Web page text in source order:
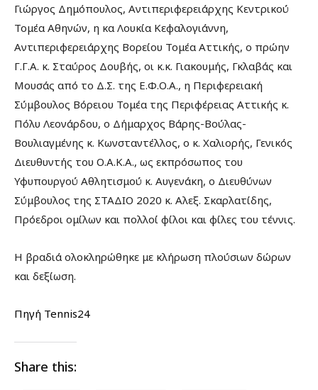
Γιώργος Δημόπουλος, Αντιπεριφερειάρχης Κεντρικού
Τομέα Αθηνών, η κα Λουκία Κεφαλογιάννη,
Αντιπεριφερειάρχης Βορείου Τομέα Αττικής, ο πρώην
Γ.Γ.Α. κ. Σταύρος Δουβής, οι κ.κ. Γιακουμής, Γκλαβάς και
Μουσάς από το Δ.Σ. της Ε.Φ.Ο.Α., η Περιφερειακή
Σύμβουλος Βόρειου Τομέα της Περιφέρειας Αττικής κ.
Πόλυ Λεονάρδου, ο Δήμαρχος Βάρης-Βούλας-
Βουλιαγμένης κ. Κωνσταντέλλος, ο κ. Χαλιορής, Γενικός
Διευθυντής του Ο.Α.Κ.Α., ως εκπρόσωπος του
Υφυπουργού Αθλητισμού κ. Αυγενάκη, ο Διευθύνων
Σύμβουλος της ΣΤΑΔΙΟ 2020 κ. Αλεξ. Σκαρλατίδης,
Πρόεδροι ομίλων και πολλοί φίλοι και φίλες του τέννις.
Η βραδιά ολοκληρώθηκε με κλήρωση πλούσιων δώρων
και δεξίωση.
Πηγή Tennis24
Share this: